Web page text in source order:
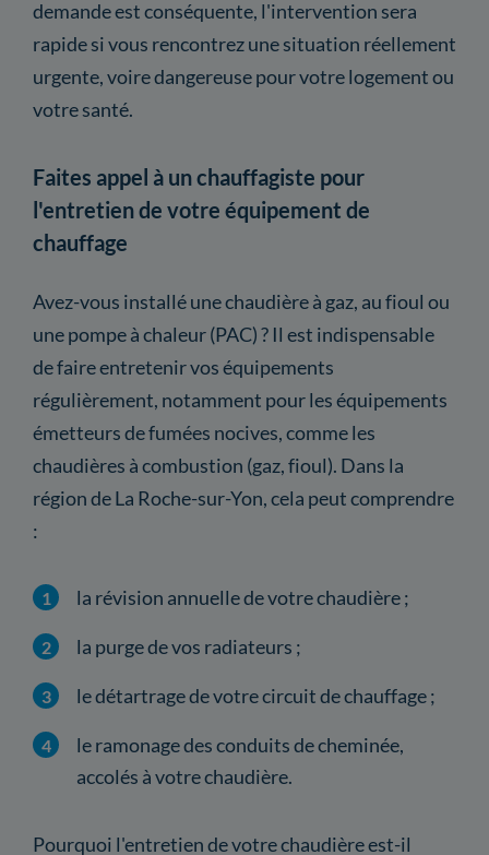
demande est conséquente, l'intervention sera
rapide si vous rencontrez une situation réellement
urgente, voire dangereuse pour votre logement ou
votre santé.
Faites appel à un chauffagiste pour
l'entretien de votre équipement de
chauffage
Avez-vous installé une chaudière à gaz, au fioul ou
une pompe à chaleur (PAC) ? Il est indispensable
de faire entretenir vos équipements
régulièrement, notamment pour les équipements
émetteurs de fumées nocives, comme les
chaudières à combustion (gaz, fioul). Dans la
région de La Roche-sur-Yon, cela peut comprendre
:
la révision annuelle de votre chaudière ;
la purge de vos radiateurs ;
le détartrage de votre circuit de chauffage ;
le ramonage des conduits de cheminée,
accolés à votre chaudière.
Pourquoi l'entretien de votre chaudière est-il